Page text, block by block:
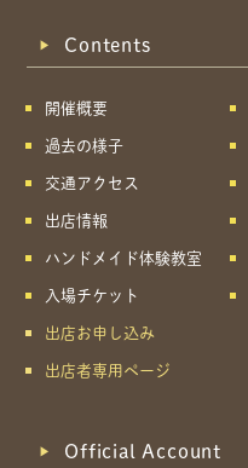
Contents
開催概要
過去の様子
交通アクセス
出店情報
ハンドメイド体験教室
入場チケット
出店お申し込み
出店者専用ページ
Official Account